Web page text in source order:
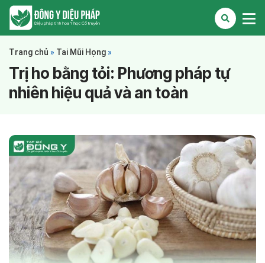
Trang chủ » Tai Mũi Họng »
Trị ho bằng tỏi: Phương pháp tự
nhiên hiệu quả và an toàn